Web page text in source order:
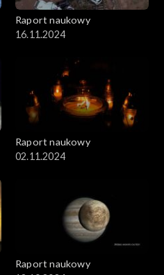
Raport naukowy
16.11.2024
Raport naukowy
02.11.2024
Raport naukowy